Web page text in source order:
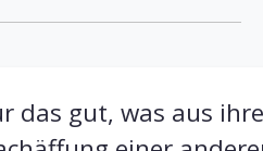
das gut, was aus